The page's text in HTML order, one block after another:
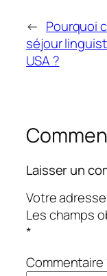
← Pourquoi
séjour
USA ?
Laisser un
Votre
Les champs
*
Commentaire